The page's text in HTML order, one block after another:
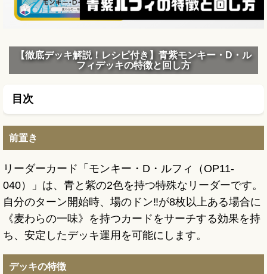
【徹底デッキ解説！レシピ付き】青紫モンキー・D・ル
フィデッキの特徴と回し方
目次
前置き
リーダーカード「モンキー・D・ルフィ（OP11-
040）」は、青と紫の2色を持つ特殊なリーダーです。
自分のターン開始時、場のドン‼が8枚以上ある場合に
《麦わらの一味》を持つカードをサーチする効果を持
ち、安定したデッキ運用を可能にします。
デッキの特徴